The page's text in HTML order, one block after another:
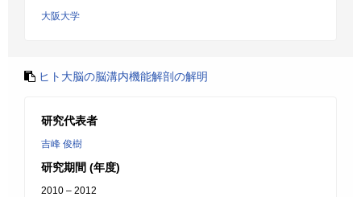
大阪大学
ヒト大脳の脳溝内機能解剖の解明
研究代表者
吉峰 俊樹
研究期間 (年度)
2010 – 2012